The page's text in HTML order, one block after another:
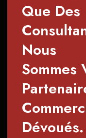
Que Des
Nous
Sommes
Dévoués.